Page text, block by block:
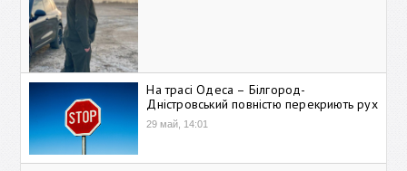
На трасі Одеса – Білгород-
Дністровський повністю перекриють рух
29 май, 14:01